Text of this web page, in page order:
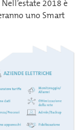
2018 è
uno Smart